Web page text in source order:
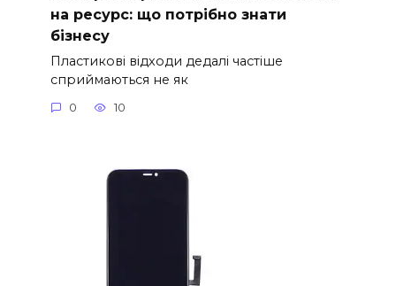
на ресурс: що потрібно знати
бізнесу
Пластикові відходи дедалі частіше
сприймаються не як
0 10